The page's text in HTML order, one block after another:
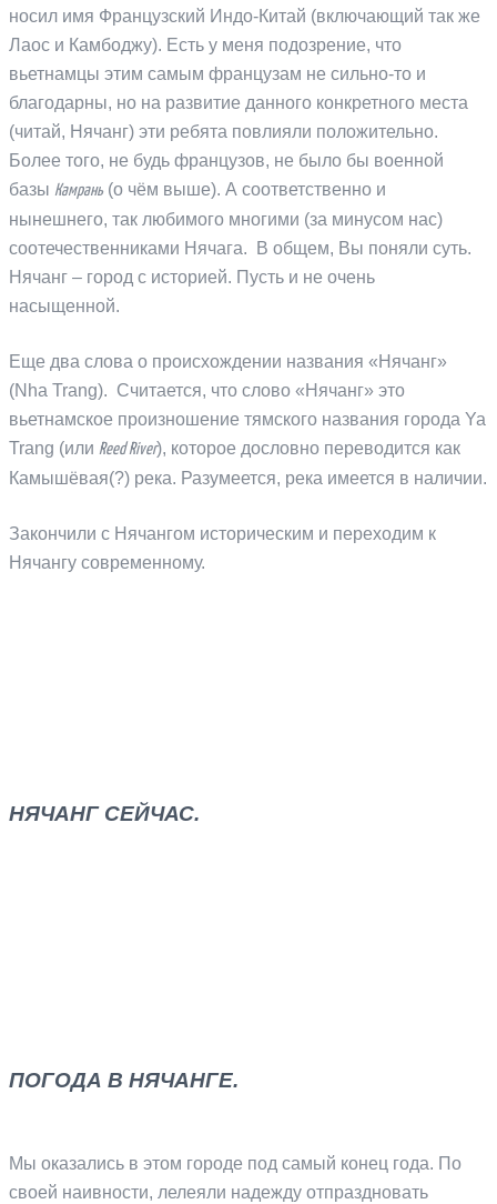
носил имя Французский Индо-Китай (включающий так же
Лаос и Камбоджу). Есть у меня подозрение, что
вьетнамцы этим самым французам не сильно-то и
благодарны, но на развитие данного конкретного места
(читай, Нячанг) эти ребята повлияли положительно.
Более того, не будь французов, не было бы военной
базы Камрань(о чём выше). А соответственно и
нынешнего, так любимого многими (за минусом нас)
соотечественниками Нячага. В общем, Вы поняли суть.
Нячанг – город с историей. Пусть и не очень
насыщенной.
Еще два слова о происхождении названия «Нячанг»
(Nha Trang). Считается, что слово «Нячанг» это
вьетнамское произношение тямского названия города Ya
Trang (или Reed River), которое дословно переводится как
Камышёвая(?) река. Разумеется, река имеется в наличии.
Закончили с Нячангом историческим и переходим к
Нячангу современному.
НЯЧАНГ СЕЙЧАС.
ПОГОДА В НЯЧАНГЕ.
Мы оказались в этом городе под самый конец года. По
своей наивности, лелеяли надежду отпраздновать